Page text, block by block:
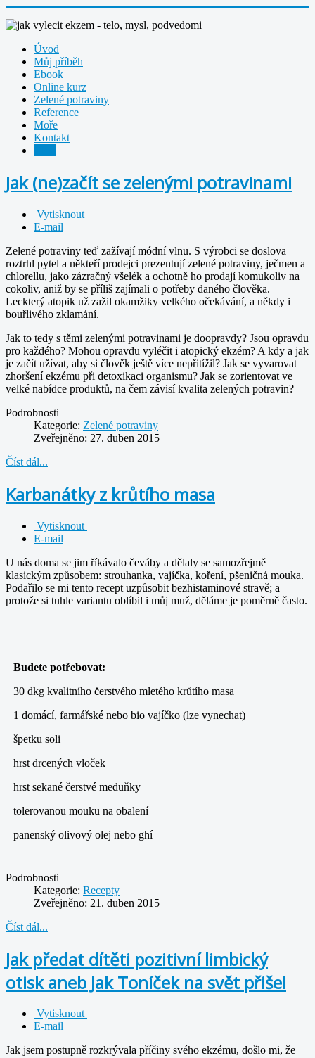
Úvod
Můj příběh
Ebook
Online kurz
Zelené potraviny
Reference
Moře
Kontakt
Jak (ne)začít se zelenými potravinami
Vytisknout
E-mail
Zelené potraviny teď zažívají módní vlnu. S výrobci se doslova
roztrhl pytel a někteří prodejci prezentují zelené potraviny, ječmen a
chlorellu, jako zázračný všelék a ochotně ho prodají komukoliv na
cokoliv, aniž by se příliš zajímali o potřeby daného člověka.
Leckterý atopik už zažil okamžiky velkého očekávání, a někdy i
bouřlivého zklamání.
Jak to tedy s těmi zelenými potravinami je doopravdy? Jsou opravdu
pro každého? Mohou opravdu vyléčit i atopický ekzém? A kdy a jak
je začít užívat, aby si člověk ještě více nepřitížil? Jak se vyvarovat
zhoršení ekzému při detoxikaci organismu? Jak se zorientovat ve
velké nabídce produktů, na čem závisí kvalita zelených potravin?
Podrobnosti
Kategorie: Zelené potraviny
Zveřejněno: 27. duben 2015
Číst dál...
Karbanátky z krůtího masa
Vytisknout
E-mail
U nás doma se jim říkávalo čeváby a dělaly se samozřejmě
klasickým způsobem: strouhanka, vajíčka, koření, pšeničná mouka.
Podařilo se mi tento recept uzpůsobit bezhistaminové stravě; a
protože si tuhle variantu oblíbil i můj muž, děláme je poměrně často.
Budete potřebovat:
30 dkg kvalitního čerstvého mletého krůtího masa
1 domácí, farmářské nebo bio vajíčko (lze vynechat)
špetku soli
hrst drcených vloček
hrst sekané čerstvé meduňky
tolerovanou mouku na obalení
panenský olivový olej nebo ghí
Podrobnosti
Kategorie: Recepty
Zveřejněno: 21. duben 2015
Číst dál...
Jak předat dítěti pozitivní limbický
otisk aneb Jak Toníček na svět přišel
Vytisknout
E-mail
Jak jsem postupně rozkrývala příčiny svého ekzému, došlo mi, že